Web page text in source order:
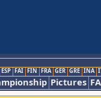
ESP FAI FIN FRA GER GRE INA
Pictures